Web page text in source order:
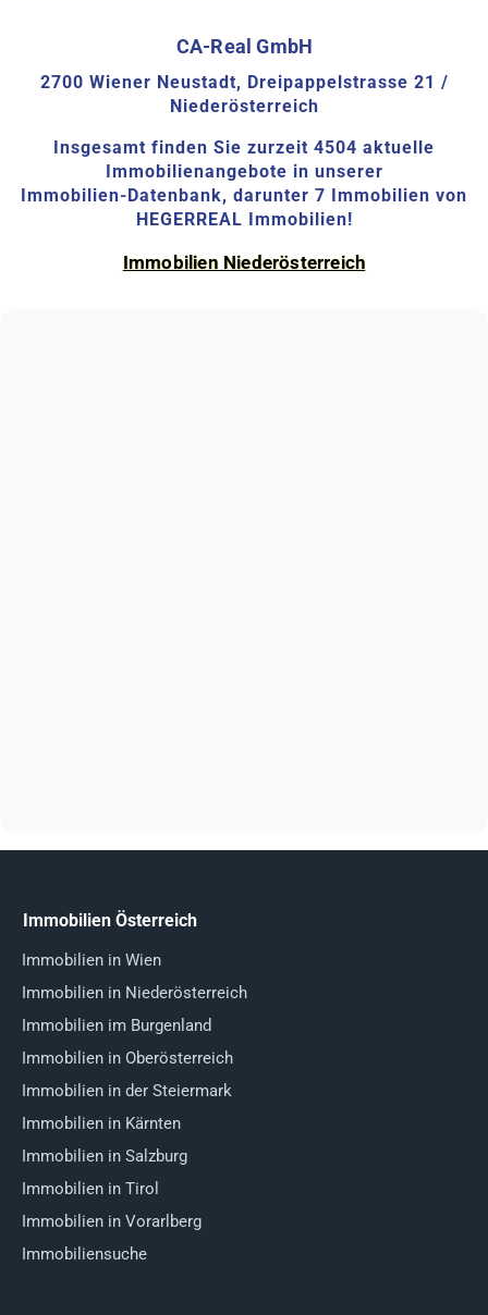
CA-Real GmbH
2700 Wiener Neustadt, Dreipappelstrasse 21 /
Niederösterreich
Insgesamt finden Sie zurzeit 4504 aktuelle
Immobilienangebote in unserer
Immobilien-Datenbank, darunter 7 Immobilien von
HEGERREAL Immobilien!
Immobilien Niederösterreich
Immobilien Österreich
Immobilien in Wien
Immobilien in Niederösterreich
Immobilien im Burgenland
Immobilien in Oberösterreich
Immobilien in der Steiermark
Immobilien in Kärnten
Immobilien in Salzburg
Immobilien in Tirol
Immobilien in Vorarlberg
Immobiliensuche